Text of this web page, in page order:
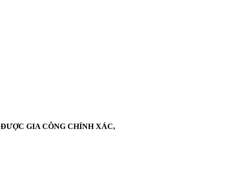
ĐƯỢC GIA CÔNG CHÍNH XÁC,